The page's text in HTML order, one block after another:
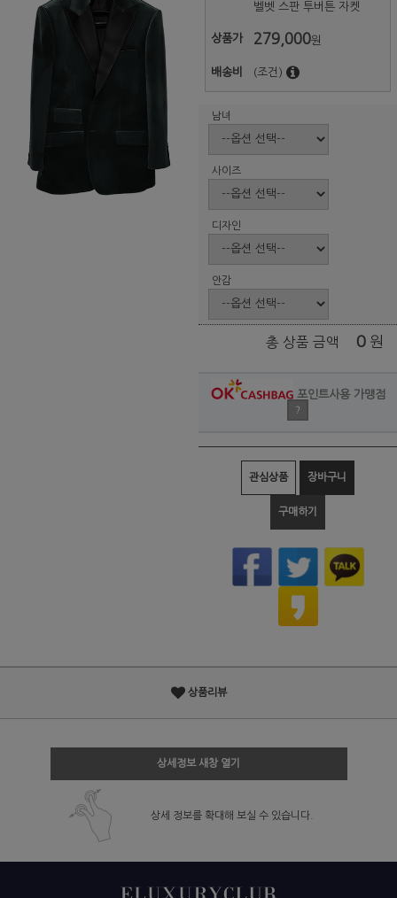
벨벳 스판 투버튼 자켓
상품가 279,000원
배송비 (조건)
남녀
사이즈
디자인
안감
총 상품 금액 0 원
포인트사용 가맹점
?
관심상품 장바구니
구매하기
상품리뷰
상세정보 새창 열기
상세 정보를 확대해 보실 수 있습니다.